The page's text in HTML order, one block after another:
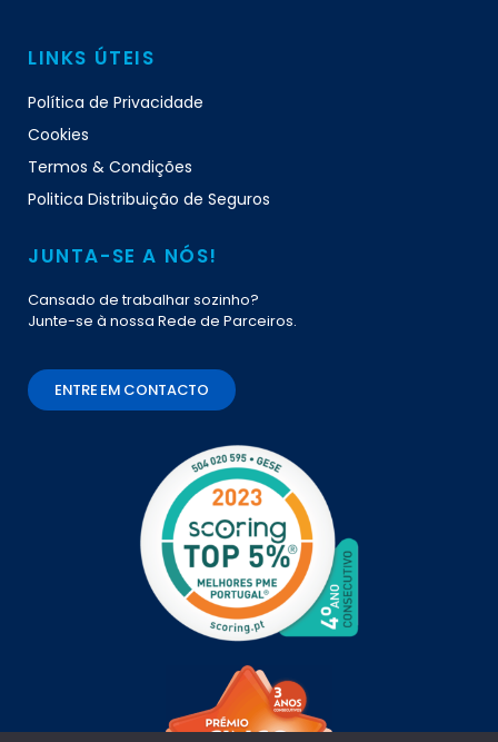
LINKS ÚTEIS
Política de Privacidade
Cookies
Termos & Condições
Politica Distribuição de Seguros
JUNTA-SE A NÓS!
Cansado de trabalhar sozinho?
Junte-se à nossa Rede de Parceiros.
ENTRE EM CONTACTO